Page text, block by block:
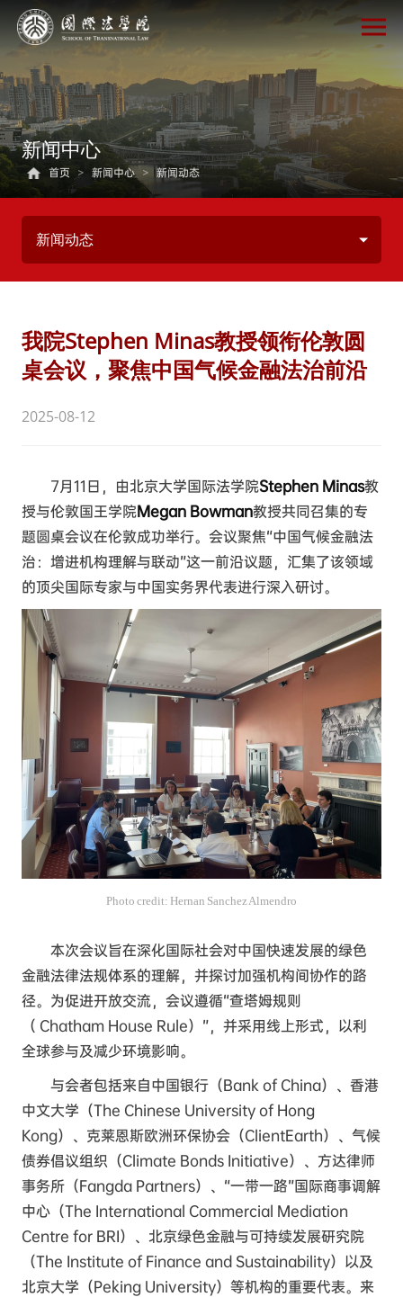
新闻中心
首页 > 新闻中心 > 新闻动态
新闻动态
我院Stephen Minas教授领衔伦敦圆
桌会议，聚焦中国气候金融法治前沿
2025-08-12
7月11日，由北京大学国际法学院Stephen Minas教
授与伦敦国王学院Megan Bowman教授共同召集的专
题圆桌会议在伦敦成功举行。会议聚焦“中国气候金融法
治：增进机构理解与联动”这一前沿议题，汇集了该领域
的顶尖国际专家与中国实务界代表进行深入研讨。
Photo credit: Hernan Sanchez Almendro
本次会议旨在深化国际社会对中国快速发展的绿色
金融法律法规体系的理解，并探讨加强机构间协作的路
径。为促进开放交流，会议遵循“查塔姆规则
（ Chatham House Rule） ”，并采用线上形式，以利
全球参与及减少环境影响。
与会者包括来自中国银行（Bank of China）、香港
中文大学（The Chinese University of Hong
Kong）、克莱恩斯欧洲环保协会（ClientEarth）、气候
债券倡议组织（Climate Bonds Initiative）、方达律师
事务所（Fangda Partners）、“一带一路”国际商事调解
中心（The International Commercial Mediation
Centre for BRI）、北京绿色金融与可持续发展研究院
（The Institute of Finance and Sustainability）以及
北京大学（Peking University）等机构的重要代表。来